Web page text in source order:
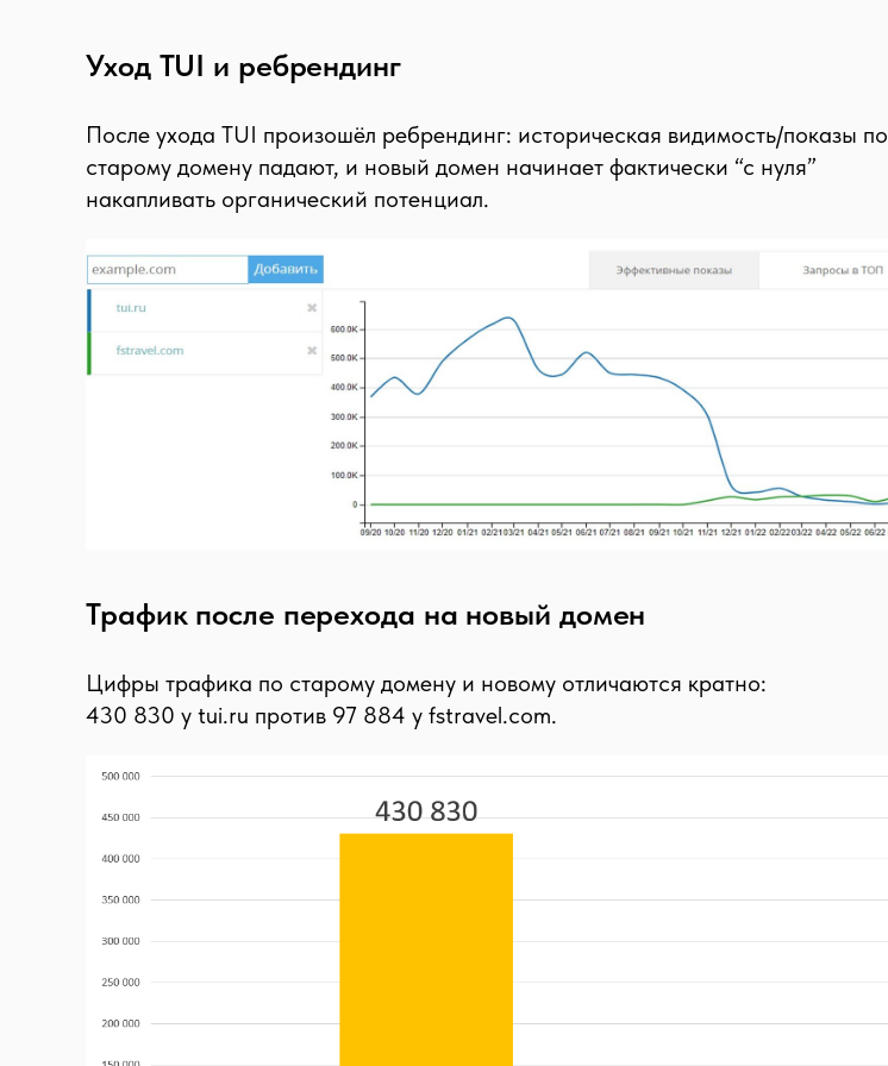
Уход TUI и ребрендинг
После ухода TUI произошёл ребрендинг: историческая видимость/показы по
старому домену падают, и новый домен начинает фактически “с нуля”
накапливать органический потенциал.
Трафик после перехода на новый домен
Цифры трафика по старому домену и новому отличаются кратно:
430 830 у tui.ru против 97 884 у fstravel.com.